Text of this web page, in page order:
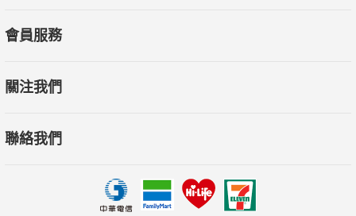
會員服務
關注我們
聯絡我們